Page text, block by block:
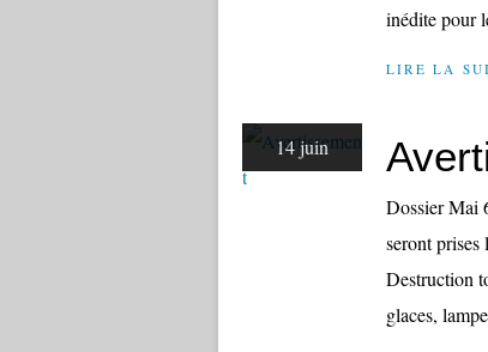
inédite pour
LIRE LA
14 juin
Dossier Mai
seront
Destruction
glaces,